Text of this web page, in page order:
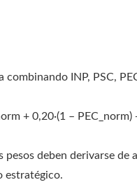
INP, PSC,
+ 0,20·(1 – PEC_norm)
deben derivarse de
estratégico.